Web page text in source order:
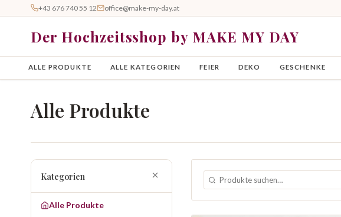
+43 676 740 55 12 office@make-my-day.at
Der Hochzeitsshop by MAKE MY DAY
ALLE PRODUKTE ALLE KATEGORIEN FEIER DEKO GESCHENKE
Alle Produkte
Kategorien
Alle Produkte